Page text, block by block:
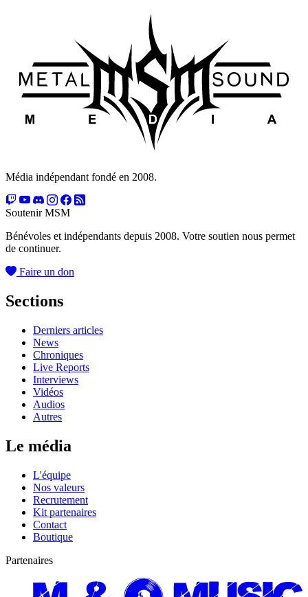
Média indépendant fondé en 2008.
Soutenir MSM
Bénévoles et indépendants depuis 2008. Votre soutien nous permet
de continuer.
Faire un don
Sections
Derniers articles
News
Chroniques
Live Reports
Interviews
Vidéos
Audios
Autres
Le média
L'équipe
Nos valeurs
Recrutement
Kit partenaires
Contact
Boutique
Partenaires